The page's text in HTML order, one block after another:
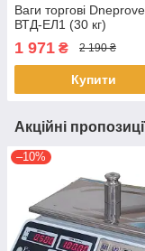
Ваги торгові
ВТД-ЕЛ1 (30 кг)
1 971 ₴ 2 190 ₴
Купити
Акційні
–10%